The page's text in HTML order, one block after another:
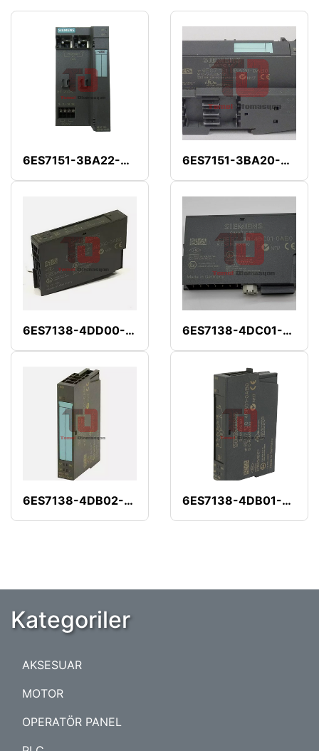
6ES7151-3BA22-0AB0 6ES7151-3BA20-0AB0
6ES7138-4DD00-0AB0 6ES7138-4DC01-0AB0
6ES7138-4DB02-0AB0 6ES7138-4DB01-0AB0
Kategoriler
AKSESUAR
MOTOR
OPERATÖR PANEL